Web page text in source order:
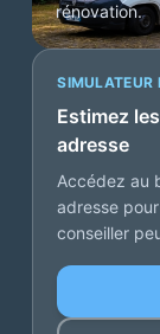
rénovation.
SIMULATEUR
Estimez
adresse
Accédez au
adresse
conseiller